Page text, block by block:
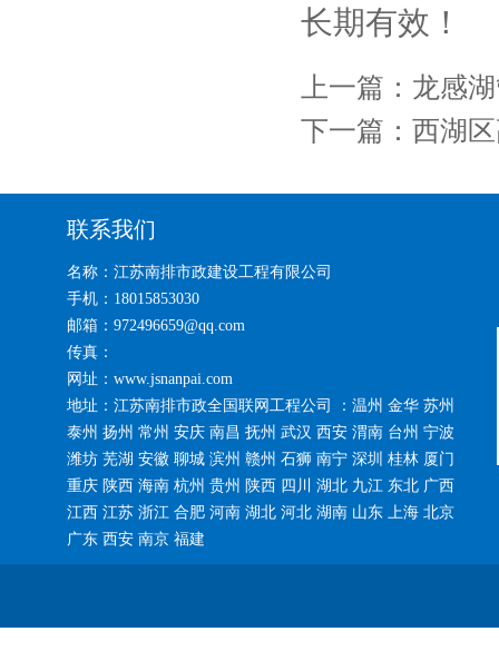
长期有效！
上一篇： 龙感
下一篇： 西湖
联系我们
名称：江苏南排市政建设工程有限公司
手机：18015853030
邮箱：972496659@qq.com
传真：
网址：www.jsnanpai.com
地址：江苏南排市政全国联网工程公司 ：温州 金华 苏州
泰州 扬州 常州 安庆 南昌 抚州 武汉 西安 渭南 台州 宁波
潍坊 芜湖 安徽 聊城 滨州 赣州 石狮 南宁 深圳 桂林 厦门
重庆 陕西 海南 杭州 贵州 陕西 四川 湖北 九江 东北 广西
江西 江苏 浙江 合肥 河南 湖北 河北 湖南 山东 上海 北京
广东 西安 南京 福建